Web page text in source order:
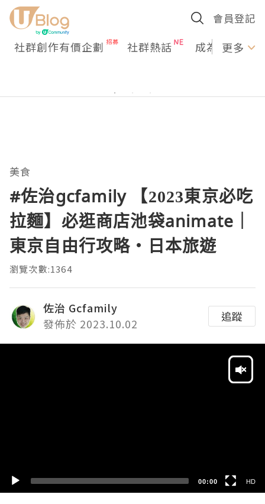
會員登記
社群創作有價企劃 社群熱話 成為U更多
美食
#佐治gcfamily 【2023東京必吃
拉麵】必逛商店池袋animate｜
東京自由行攻略・日本旅遊
瀏覽次數:1364
佐治 Gcfamily
發佈於 2023.10.02
追蹤
00:00 HD